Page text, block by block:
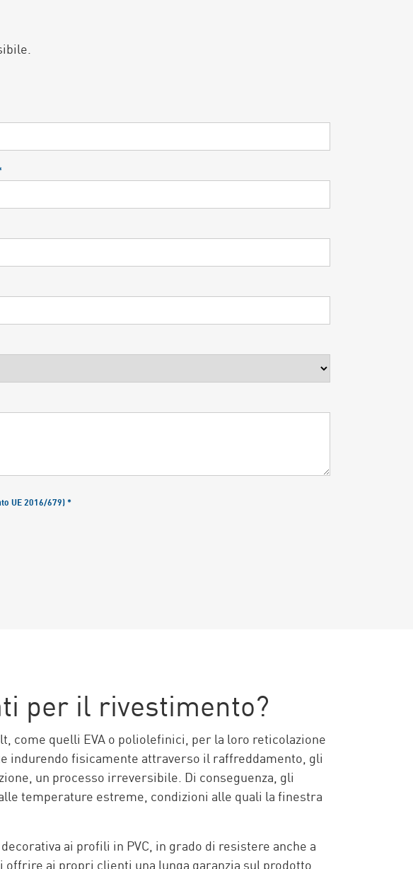
UE 2016/679) *
per il rivestimento?
come quelli EVA o poliolefinici, per la loro reticolazione
indurendo fisicamente attraverso il raffreddamento, gli
un processo irreversibile. Di conseguenza, gli
temperature estreme, condizioni alle quali la finestra
ai profili in PVC, in grado di resistere anche a
ai propri clienti una lunga garanzia sul prodotto,